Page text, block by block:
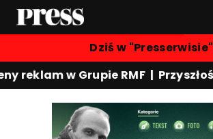
Dziś w
w Grupie RMF | Przyszłość